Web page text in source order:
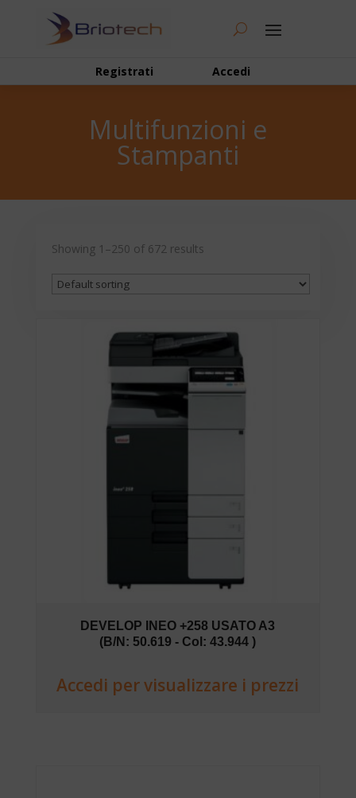
Registrati Accedi
Multifunzioni e
Stampanti
Showing 1–250 of 672 results
DEVELOP INEO +258 USATO A3
(B/N: 50.619 - Col: 43.944 )
Accedi per visualizzare i prezzi